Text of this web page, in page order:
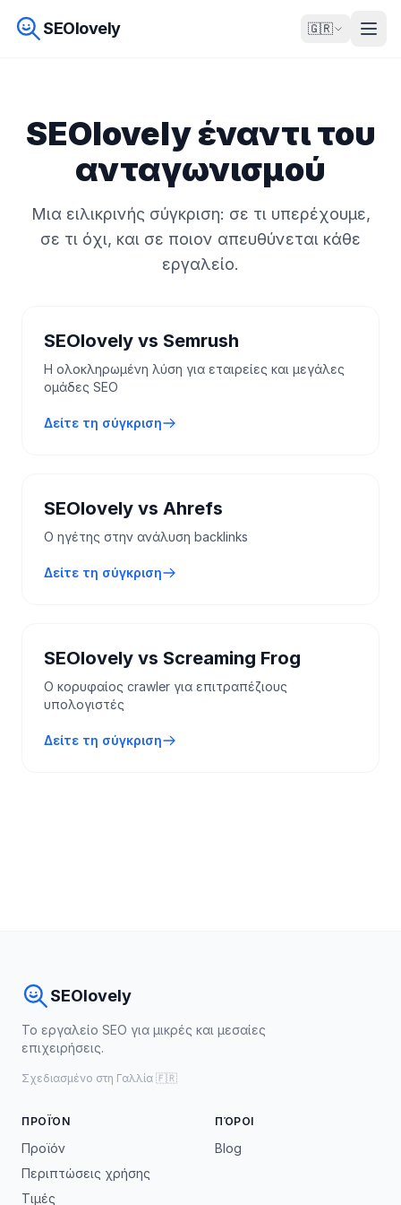
SEOlovely 🇬🇷
SEOlovely έναντι του
ανταγωνισμού
Μια ειλικρινής σύγκριση: σε τι υπερέχουμε,
σε τι όχι, και σε ποιον απευθύνεται κάθε
εργαλείο.
SEOlovely vs Semrush
Η ολοκληρωμένη λύση για εταιρείες και μεγάλες
ομάδες SEO
Δείτε τη σύγκριση
SEOlovely vs Ahrefs
Ο ηγέτης στην ανάλυση backlinks
Δείτε τη σύγκριση
SEOlovely vs Screaming Frog
Ο κορυφαίος crawler για επιτραπέζιους
υπολογιστές
Δείτε τη σύγκριση
SEOlovely
Το εργαλείο SEO για μικρές και μεσαίες
επιχειρήσεις.
Σχεδιασμένο στη Γαλλία 🇫🇷
ΠΡΟΪΌΝ
Προϊόν
Περιπτώσεις χρήσης
Τιμές
ΠΌΡΟΙ
Blog